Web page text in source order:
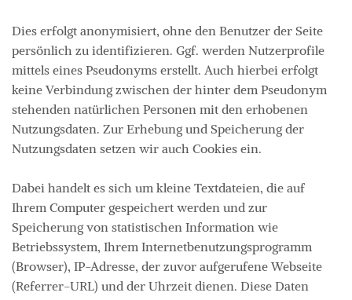
Dies erfolgt anonymisiert, ohne den Benutzer der Seite
persönlich zu identifizieren. Ggf. werden Nutzerprofile
mittels eines Pseudonyms erstellt. Auch hierbei erfolgt
keine Verbindung zwischen der hinter dem Pseudonym
stehenden natürlichen Personen mit den erhobenen
Nutzungsdaten. Zur Erhebung und Speicherung der
Nutzungsdaten setzen wir auch Cookies ein.
Dabei handelt es sich um kleine Textdateien, die auf
Ihrem Computer gespeichert werden und zur
Speicherung von statistischen Information wie
Betriebssystem, Ihrem Internetbenutzungsprogramm
(Browser), IP-Adresse, der zuvor aufgerufene Webseite
(Referrer-URL) und der Uhrzeit dienen. Diese Daten